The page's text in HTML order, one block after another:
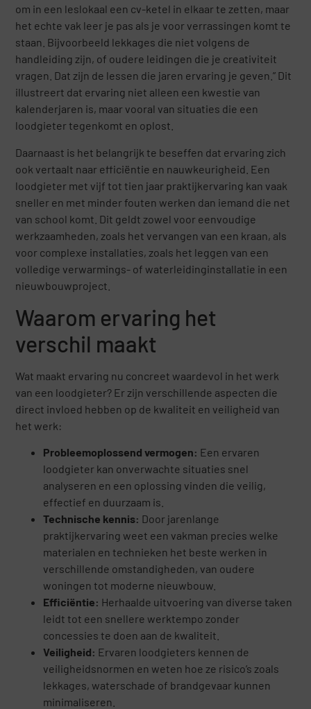
om in een leslokaal een cv-ketel in elkaar te zetten, maar
het echte vak leer je pas als je voor verrassingen komt te
staan. Bijvoorbeeld lekkages die niet volgens de
handleiding zijn, of oudere leidingen die je creativiteit
vragen. Dat zijn de lessen die jaren ervaring je geven.” Dit
illustreert dat ervaring niet alleen een kwestie van
kalenderjaren is, maar vooral van situaties die een
loodgieter tegenkomt en oplost.
Daarnaast is het belangrijk te beseffen dat ervaring zich
ook vertaalt naar efficiëntie en nauwkeurigheid. Een
loodgieter met vijf tot tien jaar praktijkervaring kan vaak
sneller en met minder fouten werken dan iemand die net
van school komt. Dit geldt zowel voor eenvoudige
werkzaamheden, zoals het vervangen van een kraan, als
voor complexe installaties, zoals het leggen van een
volledige verwarmings- of waterleidinginstallatie in een
nieuwbouwproject.
Waarom ervaring het
verschil maakt
Wat maakt ervaring nu concreet waardevol in het werk
van een loodgieter? Er zijn verschillende aspecten die
direct invloed hebben op de kwaliteit en veiligheid van
het werk:
Probleemoplossend vermogen: Een ervaren
loodgieter kan onverwachte situaties snel
analyseren en een oplossing vinden die veilig,
effectief en duurzaam is.
Technische kennis: Door jarenlange
praktijkervaring weet een vakman precies welke
materialen en technieken het beste werken in
verschillende omstandigheden, van oudere
woningen tot moderne nieuwbouw.
Efficiëntie: Herhaalde uitvoering van diverse taken
leidt tot een snellere werktempo zonder
concessies te doen aan de kwaliteit.
Veiligheid: Ervaren loodgieters kennen de
veiligheidsnormen en weten hoe ze risico’s zoals
lekkages, waterschade of brandgevaar kunnen
minimaliseren.